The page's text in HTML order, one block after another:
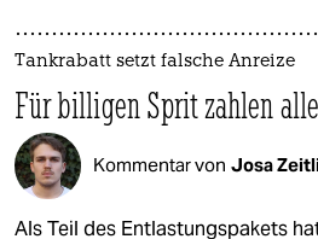
Tankrabatt setzt falsche Anreize
Für billigen Sprit zahlen alle
Kommentar von Josa
Als Teil des Entlastungspakets